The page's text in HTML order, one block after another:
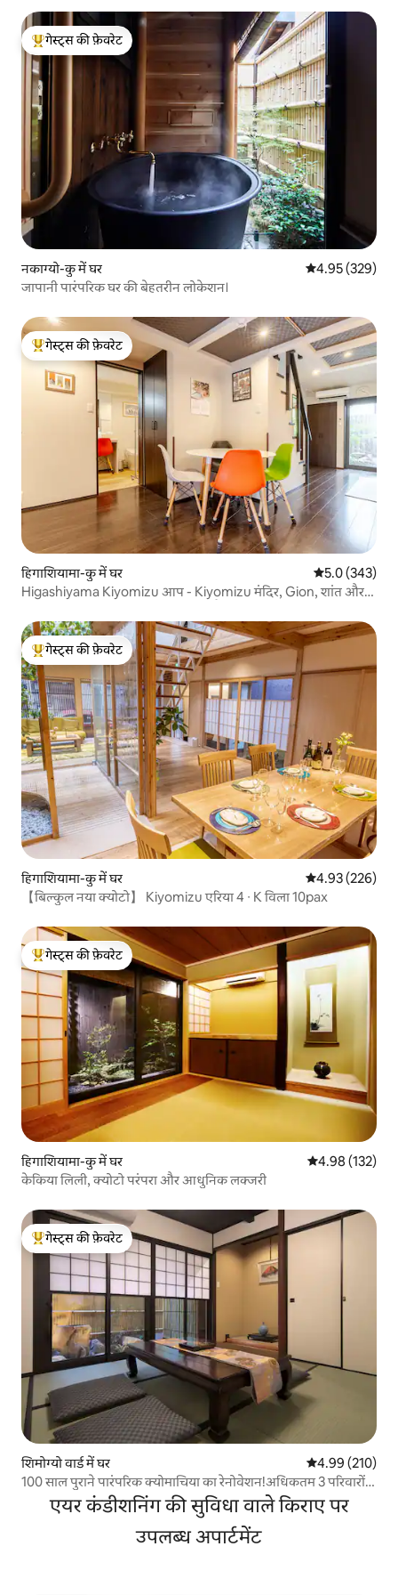
गेस्ट्स का टॉप फ़ेवरेट
गेस्ट्स की फ़ेवरेट
नकाग्यो-कु में घर औसत रेटिंग 5 में से
4.95 (329)
जापानी पारंपरिक घर की बेहतरीन लोकेशन।
गेस्ट्स का टॉप फ़ेवरेट
गेस्ट्स की फ़ेवरेट
हिगाशियामा-कु में घर औसत रेटिंग 5 में
5.0 (343)
Higashiyama Kiyomizu आप - Kiyomizu मंदिर, Gion, शांत और
नवीनीकृत पूरा घर
गेस्ट्स का टॉप फ़ेवरेट
गेस्ट्स की फ़ेवरेट
हिगाशियामा-कु में घर औसत रेटिंग 5 में से
4.93 (226)
【बिल्कुल नया क्योटो】 Kiyomizu एरिया 4 ∙ K विला 10pax
गेस्ट्स का टॉप फ़ेवरेट
गेस्ट्स की फ़ेवरेट
हिगाशियामा-कु में घर औसत रेटिंग 5 में से
4.98 (132)
केकिया लिली, क्योटो परंपरा और आधुनिक लक्जरी
गेस्ट्स का टॉप फ़ेवरेट
गेस्ट्स की फ़ेवरेट
शिमोग्यो वार्ड में घर औसत रेटिंग 5 में से
4.99 (210)
100 साल पुराने पारंपरिक क्योमाचिया का रेनोवेशन!अधिकतम 3 परिवारों
और 9 लोगों के लिए आरामदायक 3DK, पूरी तरह से सुसज्जित!क्योटो
स्टेशन 10 मिनट की पैदल दूरी पर है!
एयर कंडीशनिंग की सुविधा वाले किराए पर
उपलब्ध अपार्टमेंट